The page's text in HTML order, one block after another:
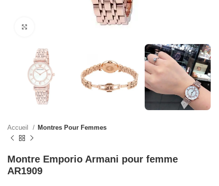
Accueil Montres Pour Femmes
Montre Emporio Armani pour femme
AR1909